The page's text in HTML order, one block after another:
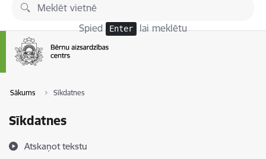
Pāriet uz lapas saturu
Spied Enter lai meklētu
Sākums Sīkdatnes
Sīkdatnes
Atskaņot tekstu